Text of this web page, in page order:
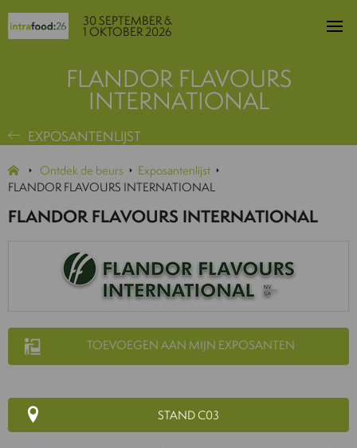
30 SEPTEMBER &
1 OKTOBER 2026
FLANDOR FLAVOURS
INTERNATIONAL
EXPOSANTENLIJST
Ontdek de beurs
Exposantenlijst
FLANDOR FLAVOURS INTERNATIONAL
FLANDOR FLAVOURS INTERNATIONAL
TOEVOEGEN AAN MIJN EXPOSANTEN
STAND C03